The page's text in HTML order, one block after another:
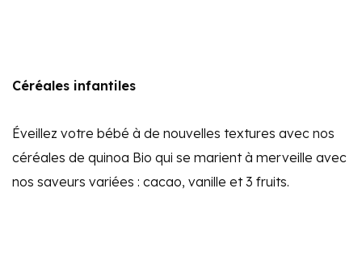
Céréales infantiles
Éveillez votre bébé à de nouvelles textures avec nos
céréales de quinoa Bio qui se marient à merveille avec
nos saveurs variées : cacao, vanille et 3 fruits.